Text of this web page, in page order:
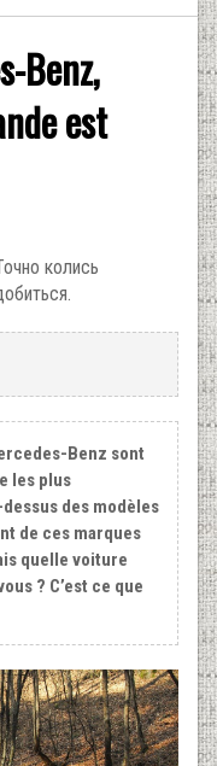
Benz,
est
колись
Benz sont
les plus
des modèles
de ces marques
quelle voiture
? C’est ce que